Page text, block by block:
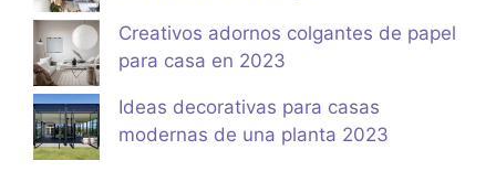
Creativos adornos colgantes de papel
para casa en 2023
Ideas decorativas para casas
modernas de una planta 2023